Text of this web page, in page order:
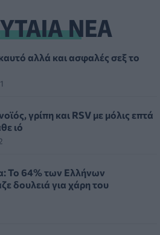
ΝΕΑ
αλλά και ασφαλές σεξ το
γρίπη και RSV με μόλις επτά
ιό
Το 64% των Ελλήνων
δουλειά για χάρη του